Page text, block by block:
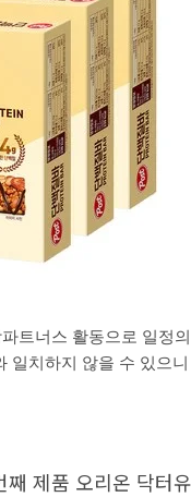
트너스 활동으로 일정
일치하지 않을 수 있으
제품 오리온 닥터